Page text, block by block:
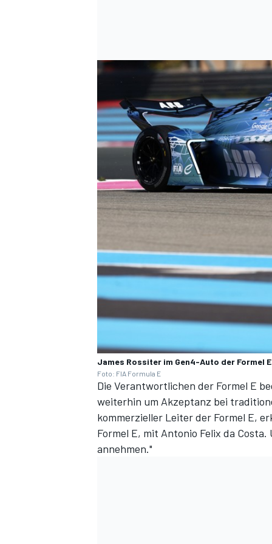
James Rossiter im Gen4-Auto der Formel E
Foto: FIA Formula E
Die Verantwortlichen der Formel E
weiterhin um Akzeptanz bei
kommerzieller Leiter der Formel E,
Formel E, mit Antonio Felix da
annehmen."